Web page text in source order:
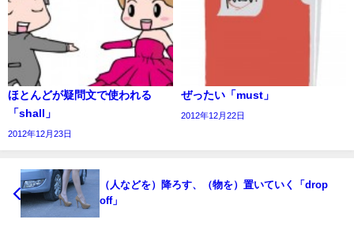
ほとんどが疑問文で使われる
「shall」
2012年12月23日
ぜったい「must」
2012年12月22日
（人などを）降ろす、（物を）置いていく「drop
off」